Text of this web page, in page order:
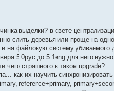
выделки? в свете
слить деревья или проще на
на файловую систему убиваемого
5.0рус до 5.1eng для него
чего страшного в таком upgrade?
как их научить
reference+primary,